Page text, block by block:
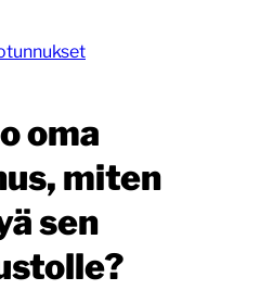
oma
miten
sen